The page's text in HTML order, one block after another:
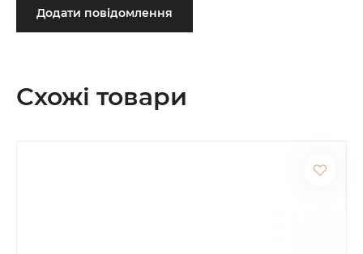
Додати повідомлення
Схожі товари